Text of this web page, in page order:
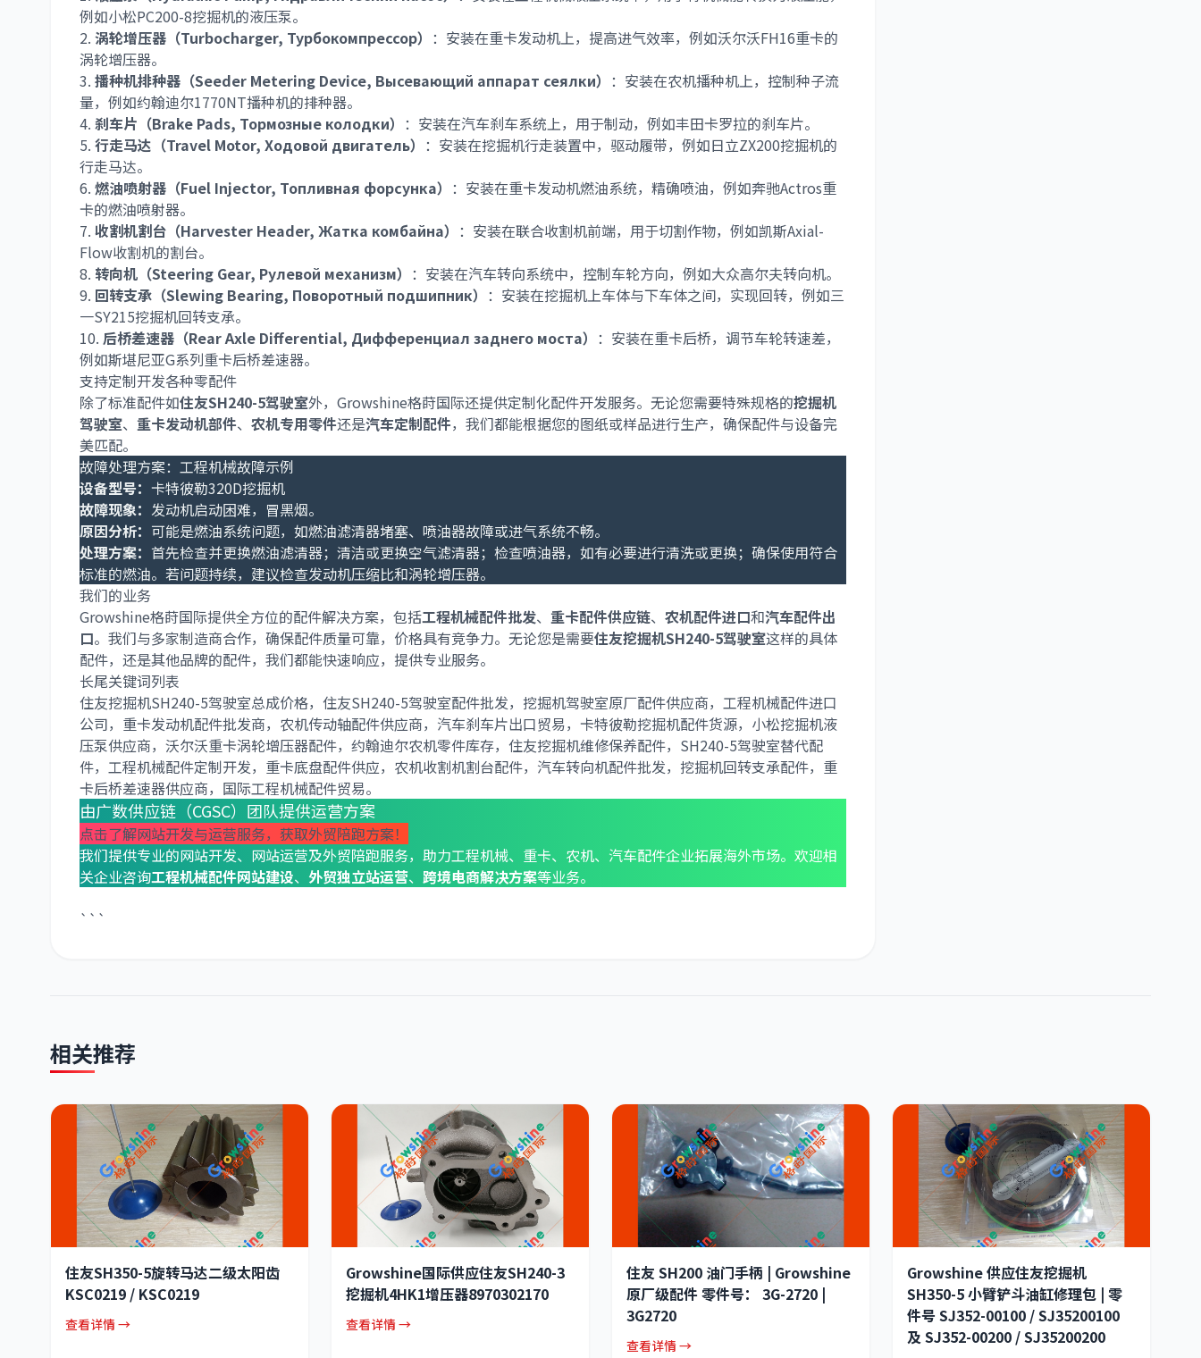
例如小松PC200-8挖掘机的液压泵。
2. 涡轮增压器（Turbocharger, Турбокомпрессор） ：安装在重卡发动机上，提高进气效率，例如沃尔沃FH16重卡的
涡轮增压器。
3. 播种机排种器（Seeder Metering Device, Высевающий аппарат сеялки） ：安装在农机播种机上，控制种子流
量，例如约翰迪尔1770NT播种机的排种器。
4. 刹车片（Brake Pads, Тормозные колодки） ：安装在汽车刹车系统上，用于制动，例如丰田卡罗拉的刹车片。
5. 行走马达（Travel Motor, Ходовой двигатель） ：安装在挖掘机行走装置中，驱动履带，例如日立ZX200挖掘机的
行走马达。
6. 燃油喷射器（Fuel Injector, Топливная форсунка） ：安装在重卡发动机燃油系统，精确喷油，例如奔驰Actros重
卡的燃油喷射器。
7. 收割机割台（Harvester Header, Жатка комбайна） ：安装在联合收割机前端，用于切割作物，例如凯斯Axial-
Flow收割机的割台。
8. 转向机（Steering Gear, Рулевой механизм） ：安装在汽车转向系统中，控制车轮方向，例如大众高尔夫转向机。
9. 回转支承（Slewing Bearing, Поворотный подшипник） ：安装在挖掘机上车体与下车体之间，实现回转，例如三
一SY215挖掘机回转支承。
10. 后桥差速器（Rear Axle Differential, Дифференциал заднего моста） ：安装在重卡后桥，调节车轮转速差，
例如斯堪尼亚G系列重卡后桥差速器。
支持定制开发各种零配件
除了标准配件如住友SH240-5驾驶室外，Growshine格莳国际还提供定制化配件开发服务。无论您需要特殊规格的挖掘机
驾驶室、 重卡发动机部件、 农机专用零件还是汽车定制配件，我们都能根据您的图纸或样品进行生产，确保配件与设备完
美匹配。
故障处理方案：工程机械故障示例
设备型号： 卡特彼勒320D挖掘机
故障现象： 发动机启动困难，冒黑烟。
原因分析： 可能是燃油系统问题，如燃油滤清器堵塞、喷油器故障或进气系统不畅。
处理方案： 首先检查并更换燃油滤清器；清洁或更换空气滤清器；检查喷油器，如有必要进行清洗或更换；确保使用符合
标准的燃油。若问题持续，建议检查发动机压缩比和涡轮增压器。
我们的业务
Growshine格莳国际提供全方位的配件解决方案，包括工程机械配件批发、 重卡配件供应链、 农机配件进口和汽车配件出
口。我们与多家制造商合作，确保配件质量可靠，价格具有竞争力。无论您是需要住友挖掘机SH240-5驾驶室这样的具体
配件，还是其他品牌的配件，我们都能快速响应，提供专业服务。
长尾关键词列表
住友挖掘机SH240-5驾驶室总成价格，住友SH240-5驾驶室配件批发，挖掘机驾驶室原厂配件供应商，工程机械配件进口
公司，重卡发动机配件批发商，农机传动轴配件供应商，汽车刹车片出口贸易，卡特彼勒挖掘机配件货源，小松挖掘机液
压泵供应商，沃尔沃重卡涡轮增压器配件，约翰迪尔农机零件库存，住友挖掘机维修保养配件，SH240-5驾驶室替代配
件，工程机械配件定制开发，重卡底盘配件供应，农机收割机割台配件，汽车转向机配件批发，挖掘机回转支承配件，重
卡后桥差速器供应商，国际工程机械配件贸易。
由广数供应链（CGSC）团队提供运营方案
点击了解网站开发与运营服务，获取外贸陪跑方案！
我们提供专业的网站开发、网站运营及外贸陪跑服务，助力工程机械、重卡、农机、汽车配件企业拓展海外市场。欢迎相
关企业咨询工程机械配件网站建设、 外贸独立站运营、 跨境电商解决方案等业务。
```
相关推荐
住友SH350-5旋转马达二级太阳齿
KSC0219 / KSC0219
查看详情 →
Growshine国际供应住友SH240-3
挖掘机4HK1增压器8970302170
查看详情 →
住友 SH200 油门手柄 | Growshine
原厂级配件 零件号： 3G-2720 |
3G2720
查看详情 →
Growshine 供应住友挖掘机
SH350-5 小臂铲斗油缸修理包 | 零
件号 SJ352-00100 / SJ35200100
及 SJ352-00200 / SJ35200200